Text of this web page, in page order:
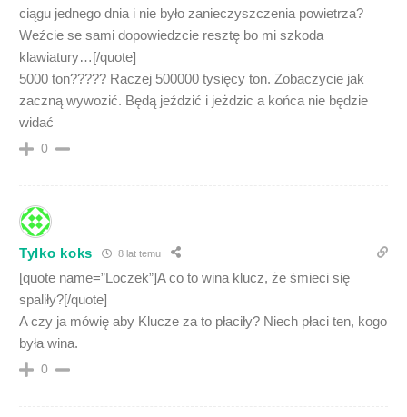
ciągu jednego dnia i nie było zanieczyszczenia powietrza?
Weźcie se sami dopowiedzcie resztę bo mi szkoda
klawiatury…[/quote]
5000 ton????? Raczej 500000 tysięcy ton. Zobaczycie jak
zaczną wywozić. Będą jeździć i jeżdzic a końca nie będzie
widać
0
Tylko koks 8 lat temu
[quote name=”Loczek”]A co to wina klucz, że śmieci się
spaliły?[/quote]
A czy ja mówię aby Klucze za to płaciły? Niech płaci ten, kogo
była wina.
0